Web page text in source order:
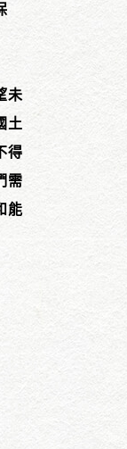
未
土
得
需
能